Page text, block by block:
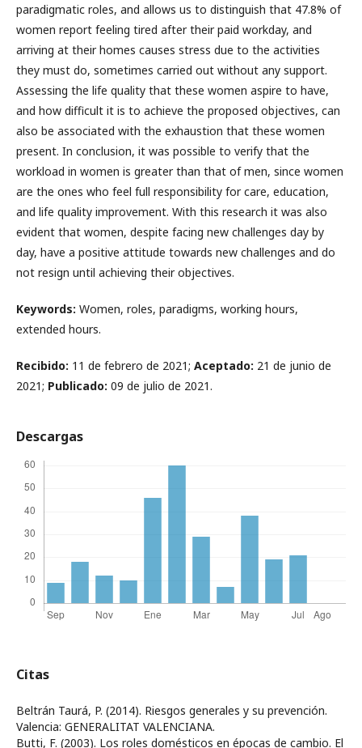
paradigmatic roles, and allows us to distinguish that 47.8% of
women report feeling tired after their paid workday, and
arriving at their homes causes stress due to the activities
they must do, sometimes carried out without any support.
Assessing the life quality that these women aspire to have,
and how difficult it is to achieve the proposed objectives, can
also be associated with the exhaustion that these women
present. In conclusion, it was possible to verify that the
workload in women is greater than that of men, since women
are the ones who feel full responsibility for care, education,
and life quality improvement. With this research it was also
evident that women, despite facing new challenges day by
day, have a positive attitude towards new challenges and do
not resign until achieving their objectives.
Keywords: Women, roles, paradigms, working hours,
extended hours.
Recibido: 11 de febrero de 2021; Aceptado: 21 de junio de
2021; Publicado: 09 de julio de 2021.
Descargas
Citas
Beltrán Taurá, P. (2014). Riesgos generales y su prevención.
Valencia: GENERALITAT VALENCIANA.
Butti, F. (2003). Los roles domésticos en épocas de cambio. El